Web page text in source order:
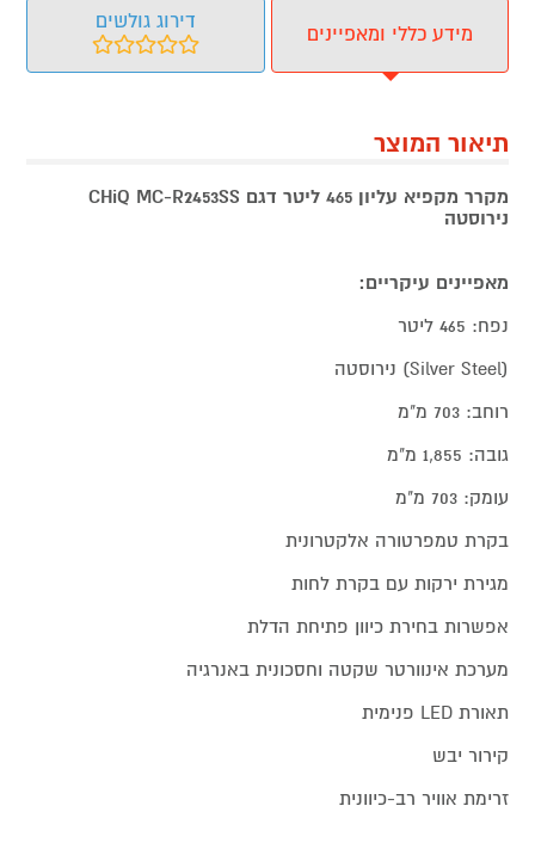
מידע כללי ומאפיינים
דירוג גולשים
תיאור המוצר
מקרר מקפיא עליון 465 ליטר דגם CHiQ MC-R2453SS
נירוסטה
מאפיינים עיקריים:
נפח: 465 ליטר
(Silver Steel) נירוסטה
רוחב: 703 מ"מ
גובה: 1,855 מ"מ
עומק: 703 מ"מ
בקרת טמפרטורה אלקטרונית
מגירת ירקות עם בקרת לחות
אפשרות בחירת כיוון פתיחת הדלת
מערכת אינוורטר שקטה וחסכונית באנרגיה
תאורת LED פנימית
קירור יבש
זרימת אוויר רב-כיוונית